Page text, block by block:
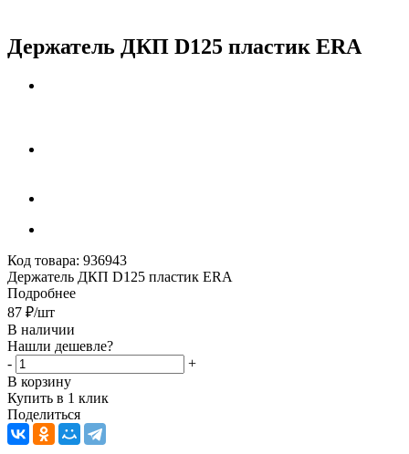
Держатель ДКП D125 пластик ERA
Код товара: 936943
Держатель ДКП D125 пластик ERA
Подробнее
87 ₽/шт
В наличии
Нашли дешевле?
-
+
В корзину
Купить в 1 клик
Поделиться